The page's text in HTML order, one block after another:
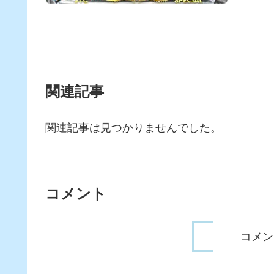
関連記事
関連記事は見つかりませんでした。
コメント
コメ